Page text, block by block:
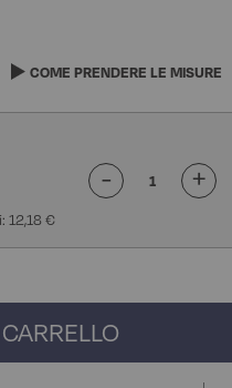
COME PRENDERE LE MISURE
12,18 €
- +